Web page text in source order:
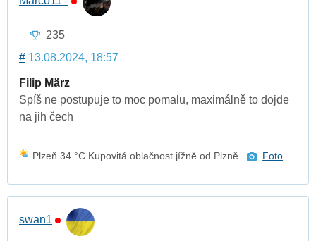
235
# 13.08.2024, 18:57
Filip März
Spíš ne postupuje to moc pomalu, maximálně to dojde
na jih čech
Plzeň 34 °C Kupovitá oblačnost jížně od Plzně Foto
swan1